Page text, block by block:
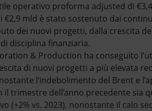
operativo proforma adjusted di
€2,9 mld è stato sostenuto dai
dei nuovi progetti, dalla crescita
disciplina finanziaria.
& Production ha conseguito
di nuovi progetti a più elevata
l’indebolimento del Brent e
trimestre dell’anno precedente sia
vs. 2023), nonostante il calo